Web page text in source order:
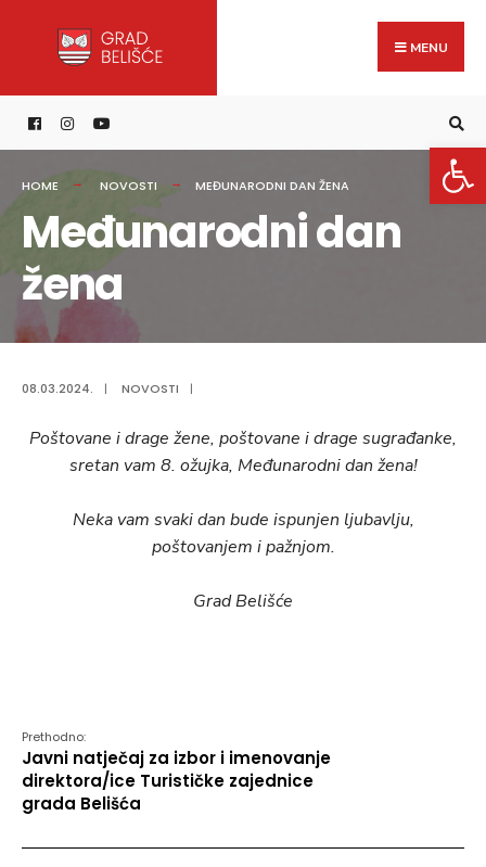
content
MENU
HOME NOVOSTI MEĐUNARODNI DAN ŽENA
Međunarodni dan
žena
08.03.2024. | NOVOSTI |
Poštovane i drage žene, poštovane i drage sugrađanke,
sretan vam 8. ožujka, Međunarodni dan žena!
Neka vam svaki dan bude ispunjen ljubavlju,
poštovanjem i pažnjom.
Grad Belišće
Prethodno:
Javni natječaj za izbor i imenovanje
direktora/ice Turističke zajednice
grada Belišća
for: